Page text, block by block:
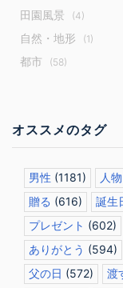
田園風景 (4)
自然・地形 (1)
都市 (58)
オススメのタグ
男性 (1181) 人物
贈る (616) 誕生
プレゼント (602)
ありがとう (594)
父の日 (572) 渡